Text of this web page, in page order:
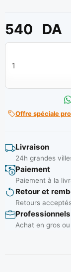
540 DA
quantité de
Offre spéciale
Livraison
24h grandes
Paiement
Paiement à la
Retour et
Retours
Professionnels
Achat en gros